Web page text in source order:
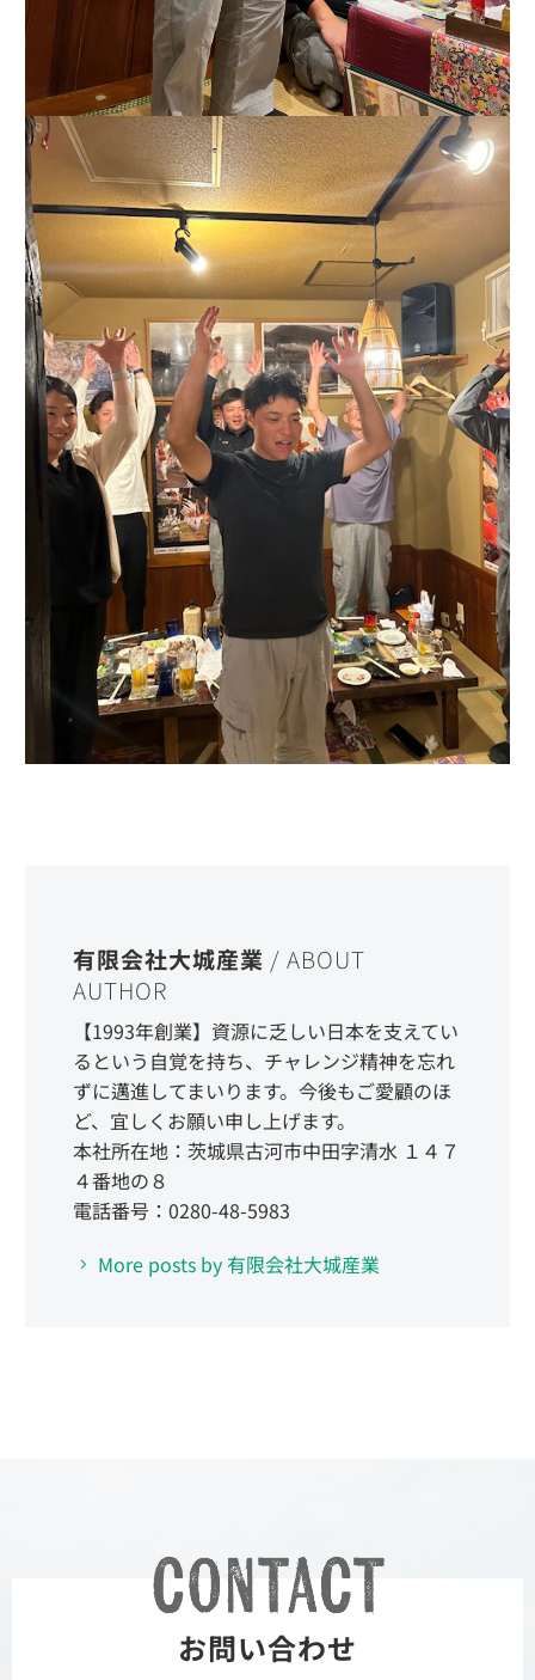
有限会社大城産業 / ABOUT
AUTHOR
【1993年創業】資源に乏しい日本を支えてい
るという自覚を持ち、チャレンジ精神を忘れ
ずに邁進してまいります。今後もご愛顧のほ
ど、宜しくお願い申し上げます。
本社所在地：茨城県古河市中田字清水 １４７
４番地の８
電話番号：0280-48-5983
More posts by 有限会社大城産業
お問い合わせ